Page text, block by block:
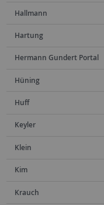
Hallmann
Hartung
Hermann Gundert Portal
Hüning
Huff
Keyler
Klein
Kim
Krauch